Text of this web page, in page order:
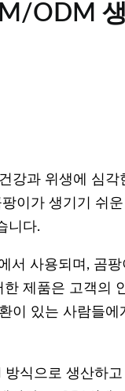
ODM
강과 위생에 심각
이가 생기기 쉬운
니다.
서 사용되며, 곰팡
제품은 고객의
이 있는 사람들에
식으로 생산하고